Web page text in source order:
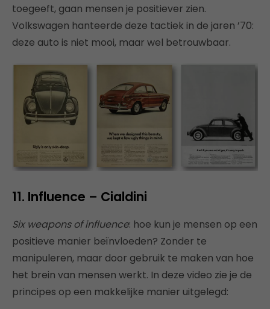
toegeeft, gaan mensen je positiever zien.
Volkswagen hanteerde deze tactiek in de jaren ’70:
deze auto is niet mooi, maar wel betrouwbaar.
11. Influence – Cialdini
Six weapons of influence: hoe kun je mensen op een
positieve manier beïnvloeden? Zonder te
manipuleren, maar door gebruik te maken van hoe
het brein van mensen werkt. In deze video zie je de
principes op een makkelijke manier uitgelegd: